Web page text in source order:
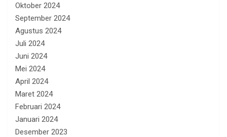
Oktober 2024
September 2024
Agustus 2024
Juli 2024
Juni 2024
Mei 2024
April 2024
Maret 2024
Februari 2024
Januari 2024
Desember 2023